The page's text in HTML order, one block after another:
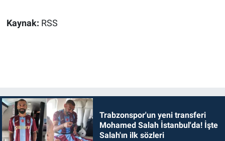
Kaynak: RSS
Trabzonspor'un yeni transferi
Mohamed Salah İstanbul'da! İşte
Salah'ın ilk sözleri